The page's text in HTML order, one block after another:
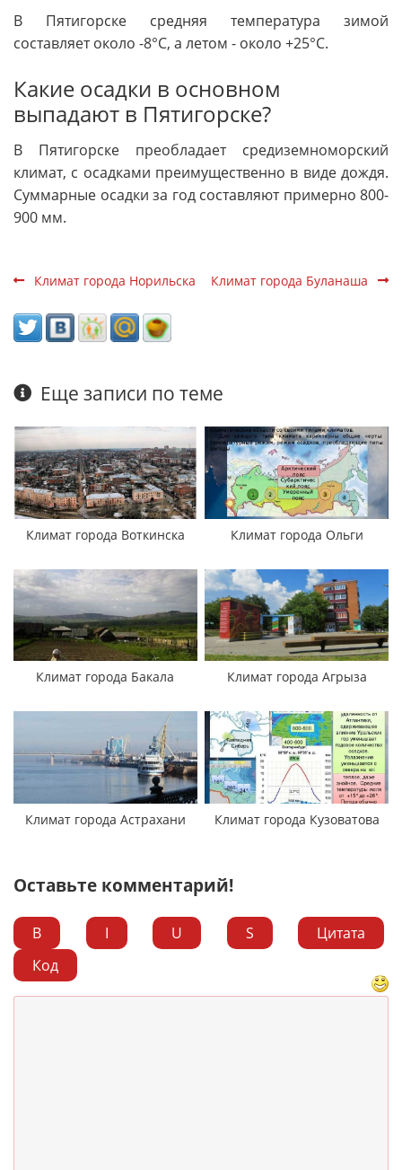
В Пятигорске средняя температура зимой
составляет около -8°C, а летом - около +25°C.
Какие осадки в основном
выпадают в Пятигорске?
В Пятигорске преобладает средиземноморский
климат, с осадками преимущественно в виде дождя.
Суммарные осадки за год составляют примерно 800-
900 мм.
Климат города Норильска Климат города Буланаша
Еще записи по теме
Климат города Воткинска Климат города Ольги
Климат города Бакала Климат города Агрыза
Климат города Астрахани Климат города Кузоватова
Оставьте комментарий!
B I U S
Цитата
Код